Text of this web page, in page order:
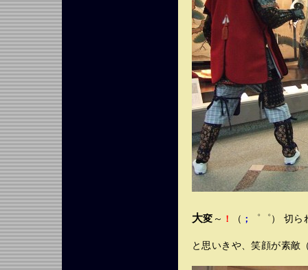
大変 ～ ！ （ ； ゜゜） 切ら
と思いきや、笑顔が素敵